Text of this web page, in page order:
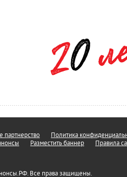
Политика
Разместить баннер Правила
Все права защищены.